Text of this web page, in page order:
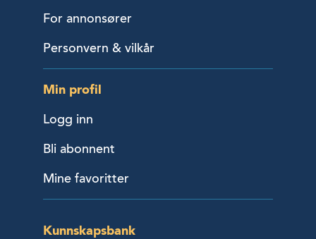
For annonsører
Personvern & vilkår
Min profil
Logg inn
Bli abonnent
Mine favoritter
Kunnskapsbank